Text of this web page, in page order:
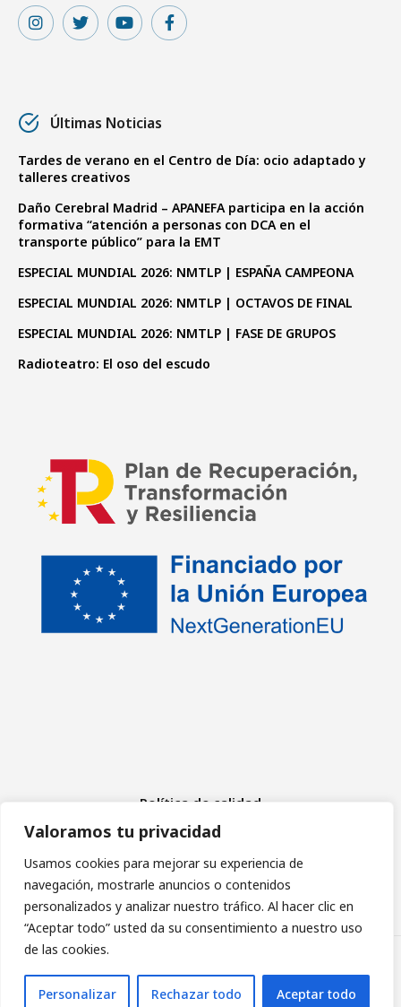
Valoramos tu privacidad
Usamos cookies para mejorar su experiencia de
navegación, mostrarle anuncios o contenidos
personalizados y analizar nuestro tráfico. Al hacer clic en
“Aceptar todo” usted da su consentimiento a nuestro uso
de las cookies.
Personalizar Rechazar todo Aceptar todo
Últimas Noticias
Tardes de verano en el Centro de Día: ocio adaptado y
talleres creativos
Daño Cerebral Madrid – APANEFA participa en la acción
formativa “atención a personas con DCA en el
transporte público” para la EMT
ESPECIAL MUNDIAL 2026: NMTLP | ESPAÑA CAMPEONA
ESPECIAL MUNDIAL 2026: NMTLP | OCTAVOS DE FINAL
ESPECIAL MUNDIAL 2026: NMTLP | FASE DE GRUPOS
Radioteatro: El oso del escudo
Política de calidad
Política de cookies
Política de privacidad